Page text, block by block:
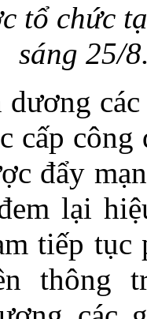
tổ chức
sáng 25/
dương
cấp công
đẩy
lại
tiếp tục
thông